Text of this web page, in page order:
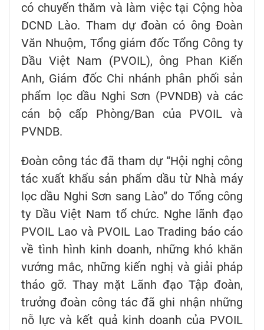
có chuyến thăm và làm việc tại Cộng hòa
DCND Lào. Tham dự đoàn có ông Đoàn
Văn Nhuộm, Tổng giám đốc Tổng Công ty
Dầu Việt Nam (PVOIL), ông Phan Kiến
Anh, Giám đốc Chi nhánh phân phối sản
phẩm lọc dầu Nghi Sơn (PVNDB) và các
cán bộ cấp Phòng/Ban của PVOIL và
PVNDB.
Đoàn công tác đã tham dự “Hội nghị công
tác xuất khẩu sản phẩm dầu từ Nhà máy
lọc dầu Nghi Sơn sang Lào” do Tổng công
ty Dầu Việt Nam tổ chức. Nghe lãnh đạo
PVOIL Lao và PVOIL Lao Trading báo cáo
về tình hình kinh doanh, những khó khăn
vướng mắc, những kiến nghị và giải pháp
tháo gỡ. Thay mặt Lãnh đạo Tập đoàn,
trưởng đoàn công tác đã ghi nhận những
nỗ lực và kết quả kinh doanh của PVOIL